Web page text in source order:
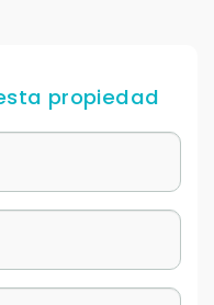
propiedad